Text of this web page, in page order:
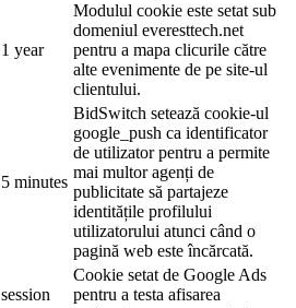
1 year
Modulul cookie este setat sub
domeniul everesttech.net
pentru a mapa clicurile către
alte evenimente de pe site-ul
clientului.
5 minutes
BidSwitch setează cookie-ul
google_push ca identificator
de utilizator pentru a permite
mai multor agenți de
publicitate să partajeze
identitățile profilului
utilizatorului atunci când o
pagină web este încărcată.
session
Cookie setat de Google Ads
pentru a testa afisarea